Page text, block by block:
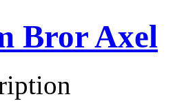
Bror Axel